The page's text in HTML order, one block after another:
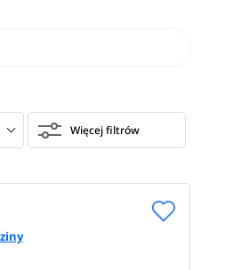
Więcej filtrów